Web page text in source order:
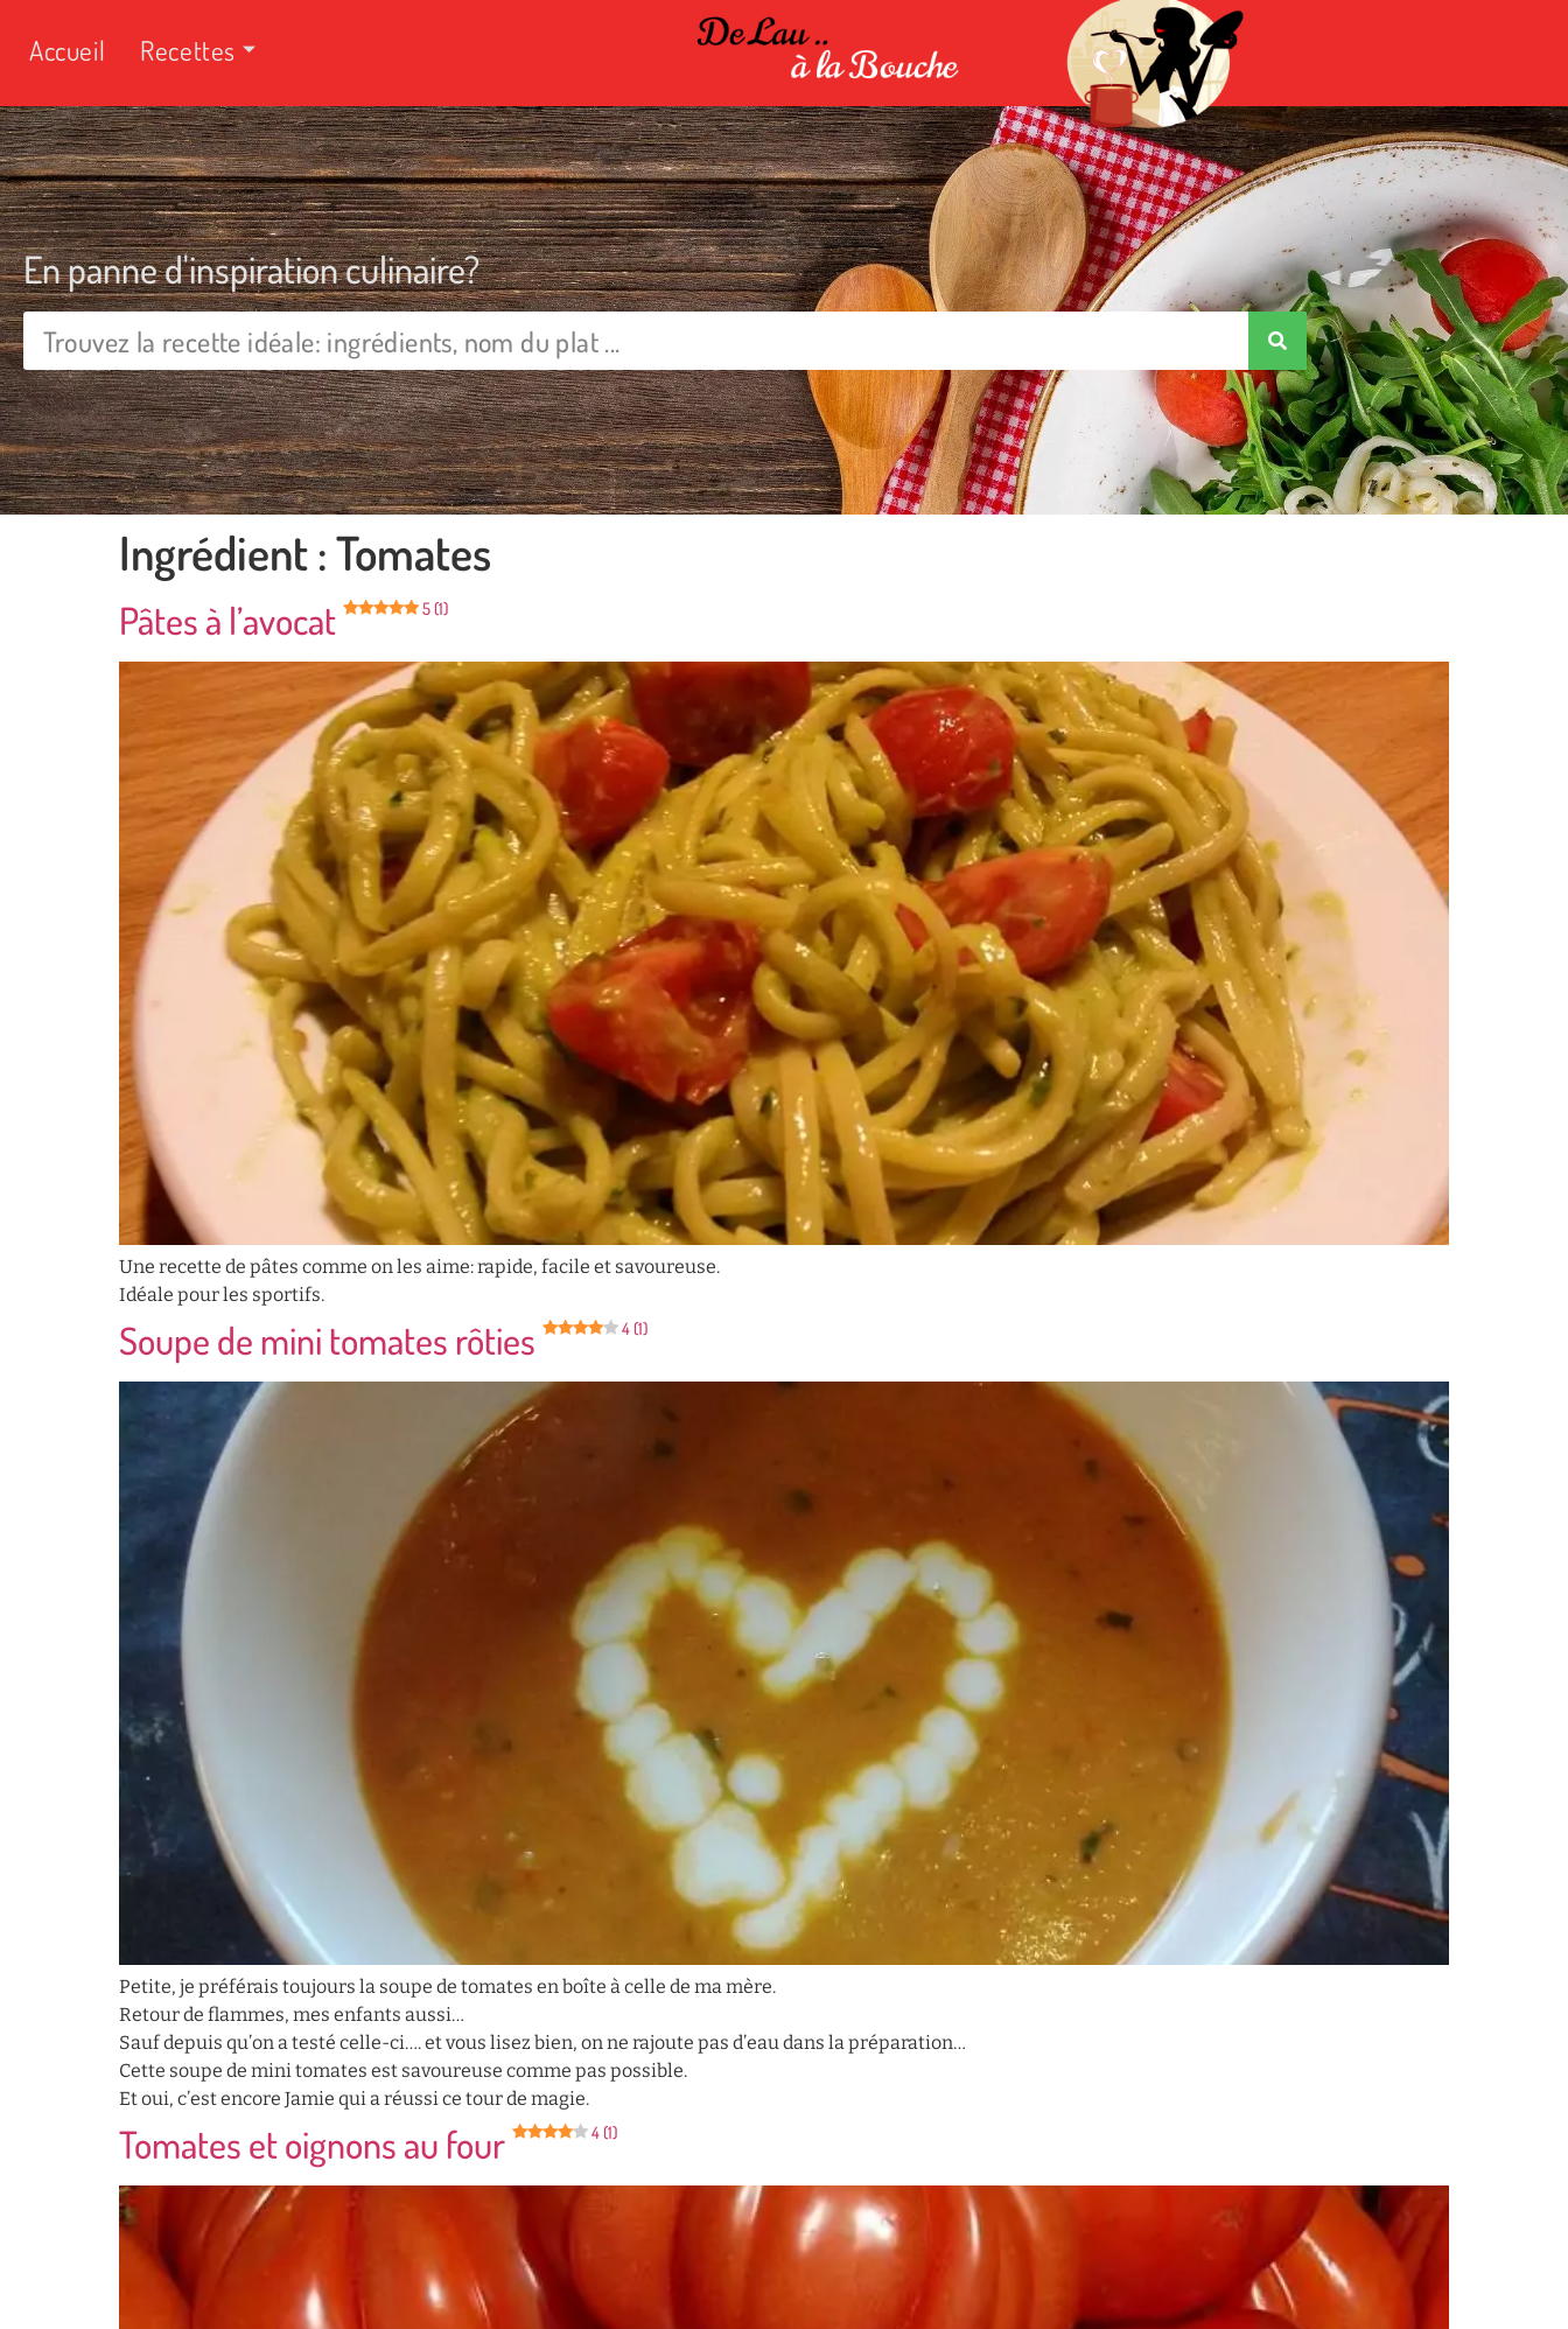
Accueil Recettes
En panne d'inspiration culinaire?
Ingrédient :Tomates
Pâtes à l’avocat 5 (1)
Une recette de pâtes comme on les aime: rapide, facile et savoureuse.
Idéale pour les sportifs.
Soupe de mini tomates rôties 4 (1)
Petite, je préférais toujours la soupe de tomates en boîte à celle de ma mère.
Retour de flammes, mes enfants aussi…
Sauf depuis qu’on a testé celle-ci…. et vous lisez bien, on ne rajoute pas d’eau dans la préparation…
Cette soupe de mini tomates est savoureuse comme pas possible.
Et oui, c’est encore Jamie qui a réussi ce tour de magie.
Tomates et oignons au four 4 (1)